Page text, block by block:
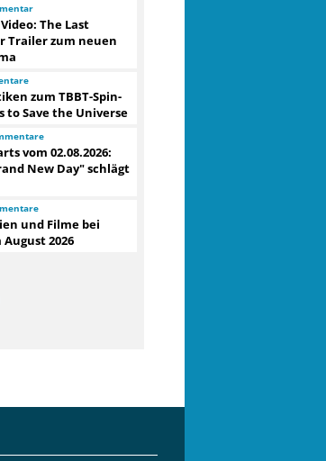
The Last
Trailer zum neuen
zum TBBT-Spin-
to Save the Universe
vom 02.08.2026:
New Day" schlägt
und Filme bei
2026